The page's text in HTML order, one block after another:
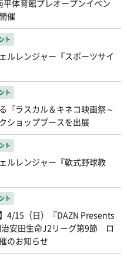
平体育館プレオープンイベン
催
ト
ルレンジャー『スポーツサイ
ト
『ラスカル＆キネコ映画祭～
ショップブースを出展
ト
ルレンジャー『軟式野球教
ト
4/15（日）『DAZN Presents
安田生命J2リーグ第9節 ロ
のお知らせ